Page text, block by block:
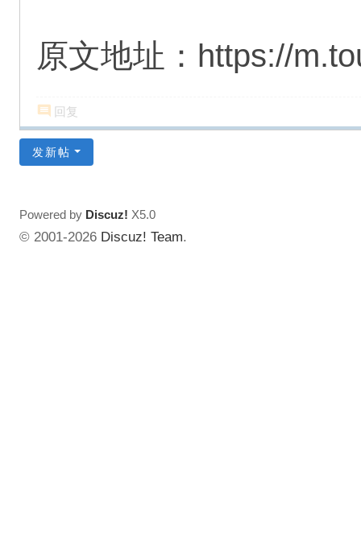
原文地址：https://
回复
发新帖
Powered by Discuz! X5.0
© 2001-2026 Discuz! Team.